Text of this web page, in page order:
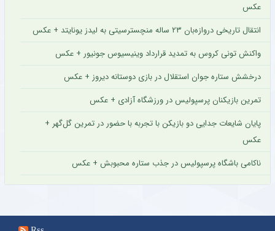
عکس
انتقال تاریخی دروازه‌بان ۲۳ ساله منچسترسیتی به لیدز یونایتد + عکس
واکنش تونی کروس به تمدید قرارداد وینیسیوس جونیور + عکس
درخشش ستاره جوان استقلال در بازی دوستانه دیروز + عکس
تمرین بازیکنان پرسپولیس در ورزشگاه آزادی + عکس
پایان شایعات جدایی دو بازیکن با تجربه با حضور در تمرین گل‌گهر +
عکس
ناکامی باشگاه پرسپولیس در جذب ستاره محبوبش + عکس